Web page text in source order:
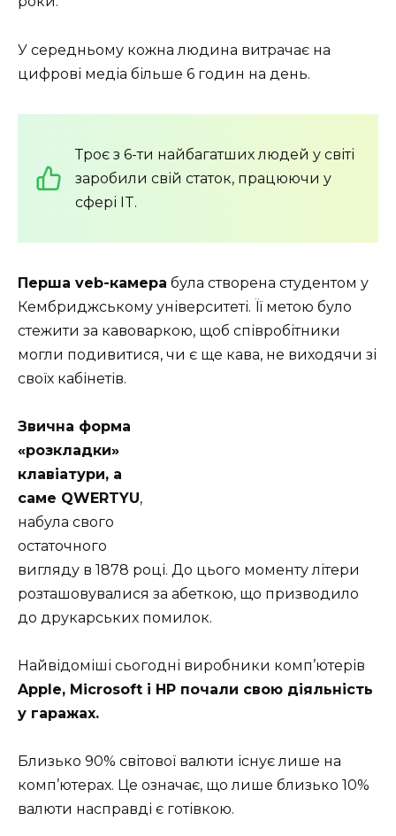
У середньому кожна людина витрачає на
цифрові медіа більше 6 годин на день.
Троє з 6-ти найбагатших людей у світі
заробили свій статок, працюючи у
сфері IT.
Перша veb-камера була створена студентом у
Кембриджському університеті. Її метою було
стежити за кавоваркою, щоб співробітники
могли подивитися, чи є ще кава, не виходячи зі
своїх кабінетів.
Звична форма
«розкладки»
клавіатури, а
саме QWERTYU,
набула свого
остаточного
вигляду в 1878 році. До цього моменту літери
розташовувалися за абеткою, що призводило
до друкарських помилок.
Найвідоміші сьогодні виробники комп’ютерів
Apple, Microsoft і HP почали свою діяльність
у гаражах.
Близько 90% світової валюти існує лише на
комп’ютерах. Це означає, що лише близько 10%
валюти насправді є готівкою.